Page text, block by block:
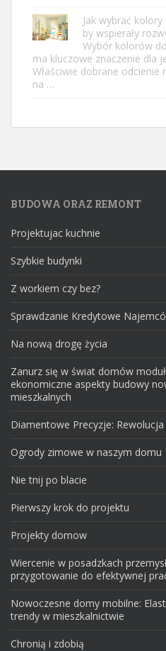
Jak wybrać
by wspierały
Wybór kolorów
ma kluczowe znaczenie dla
Właściwie dobrane odcienie
na …
BUDOWA ORAZ REMONT
Projektujac kuchnie
Szybkie budynki
Z workiem czy bez?
Sprawdzanie Kredytowe
Na nową drogę życia
Zanurz się w świat domów
ekonomiczne aspekty budowy
mieszkalnych
Diamentowe Precyzje:
Ogrody zimowe w naszym domu
Nie tnij po blacie
Pierwszy krok do projektu
Projekty domow
Wiercenie w posadzkach
przygotowanie do efektywnej
Nowoczesne domy mobilne:
trendy w mieszkalnictwie
Chronią i zdobią